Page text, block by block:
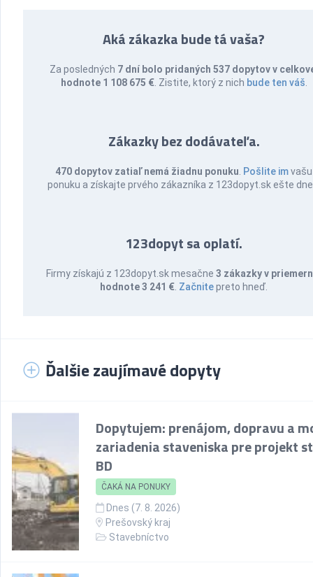
Aká zákazka bude tá vaša?
Za posledných 7 dní bolo pridaných 537 dopytov v
hodnote 1 108 675 € . Zistite, ktorý z nich bude ten váš
Zákazky bez dodávateľa.
470 dopytov zatiaľ nemá žiadnu ponuku Pošlite imvašu
ponuku a získajte prvého zákazníka z 123dopyt.sk ešte
123dopyt sa oplatí.
Firmy získajú z 123dopyt.sk mesačne3 zákazky v
hodnote 3 241 € Začnitepreto hneď.
Ďalšie zaujímavé dopyty
Dopytujem: prenájom, dopravu a
zariadenia staveniska pre projekt
BD
ČAKÁ NA PONUKY
Dnes (7. 8. 2026)
Prešovský kraj
Stavebníctvo